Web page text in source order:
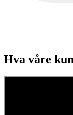
Hva våre